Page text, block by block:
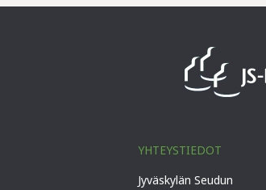
YHTEYSTIEDOT
Jyväskylän Seudun